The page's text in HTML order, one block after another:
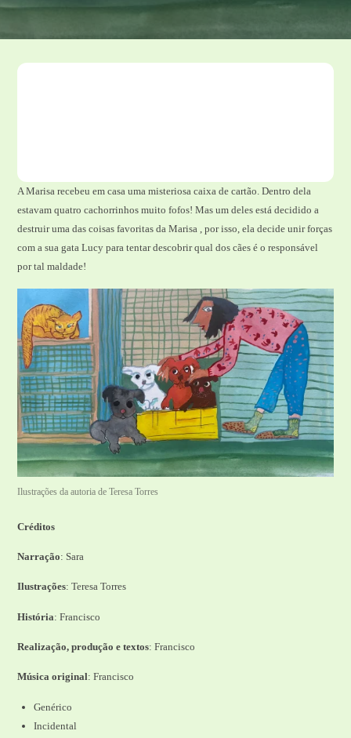
A Marisa recebeu em casa uma misteriosa caixa de cartão. Dentro dela
estavam quatro cachorrinhos muito fofos! Mas um deles está decidido a
destruir uma das coisas favoritas da Marisa , por isso, ela decide unir forças
com a sua gata Lucy para tentar descobrir qual dos cães é o responsável
por tal maldade!
Ilustrações da autoria de Teresa Torres
Créditos
Narração: Sara
Ilustrações: Teresa Torres
História: Francisco
Realização, produção e textos: Francisco
Música original: Francisco
Genérico
Incidental